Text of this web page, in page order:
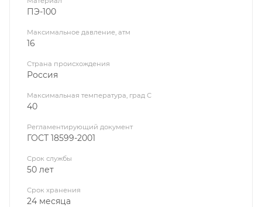
ПЭ-100
Максимальное давление, атм
16
Страна происхождения
Россия
Максимальная температура, град С
40
Регламентирующий документ
ГОСТ 18599-2001
Срок службы
50 лет
Срок хранения
24 месяца